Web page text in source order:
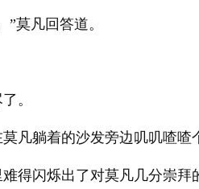
莫凡回答道。
。
凡躺着的沙发旁边叽叽喳喳
得闪烁出了对莫凡几分崇拜